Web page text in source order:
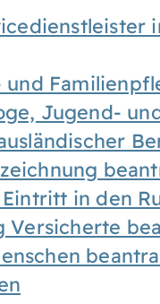
Jugend-
in den
Versicherte